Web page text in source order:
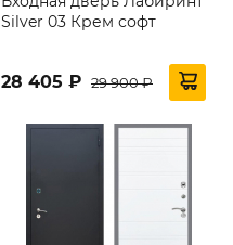
Silver 03 Крем софт
28 405 ₽ 29 900 ₽